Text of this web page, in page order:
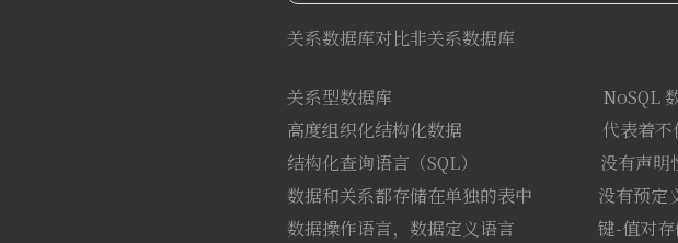
关系数据库对比非关系数据库
关系型数据库 NoSQL 数
高度组织化结构化数据 代表着不仅
结构化查询语言（SQL） 没有声明性
数据和关系都存储在单独的表中 没有预定
数据操作语言，数据定义语言 键-值对存储